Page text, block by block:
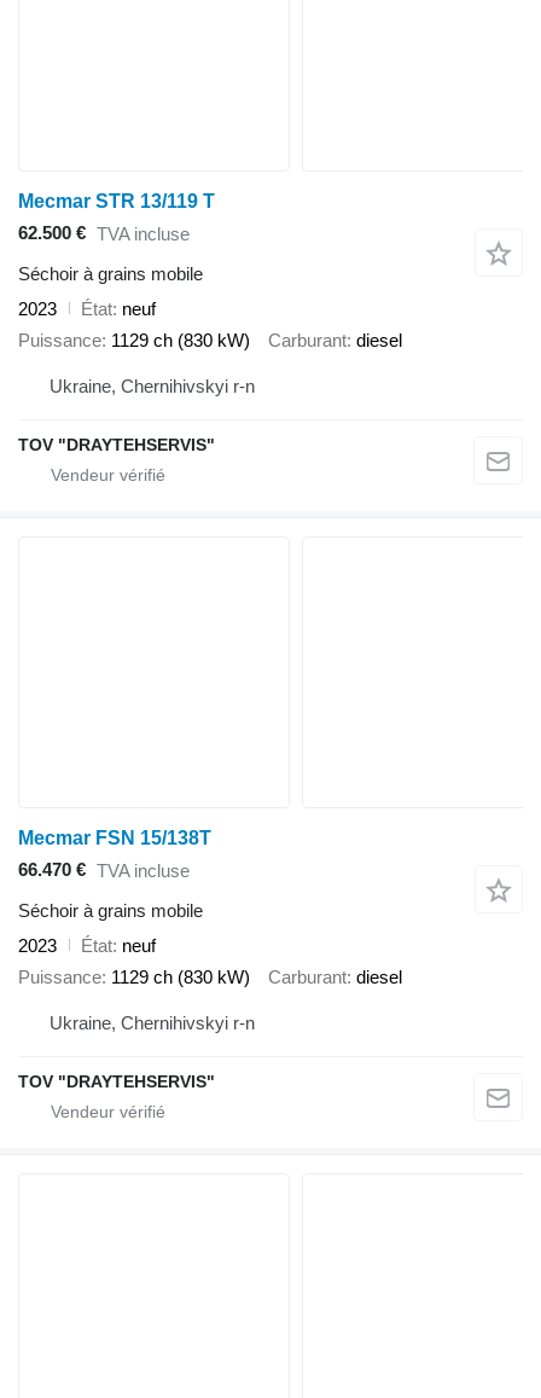
Mecmar STR 13/119 T
62.500 € TVA incluse
Séchoir à grains mobile
2023
État neuf
Puissance 1129 ch (830 kW) Carburant diesel
Ukraine, Chernihivskyi r-n
TOV "DRAYTEHSERVIS"
Mecmar FSN 15/138T
66.470 € TVA incluse
Séchoir à grains mobile
2023
État neuf
Puissance 1129 ch (830 kW) Carburant diesel
Ukraine, Chernihivskyi r-n
TOV "DRAYTEHSERVIS"